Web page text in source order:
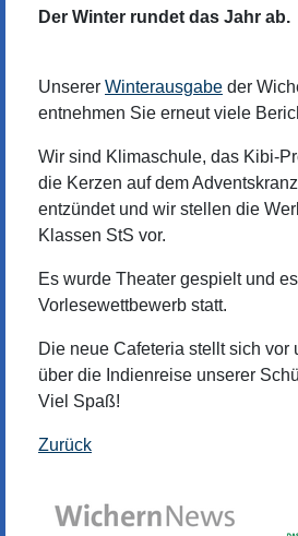
Der Winter­ rundet das Jahr ab­.
Unserer Winterausgabe der
entnehmen Sie erneut viele
Wir sind Klimaschule, das Kibi-
die Kerzen auf dem
entzündet und wir stellen die
Klassen StS vor.
Es wurde Theater gespielt und
Vorlesewettbewerb statt.
Die neue Cafeteria stellt sich vor
über die Indienreise unserer
Viel Spaß!
Zurück